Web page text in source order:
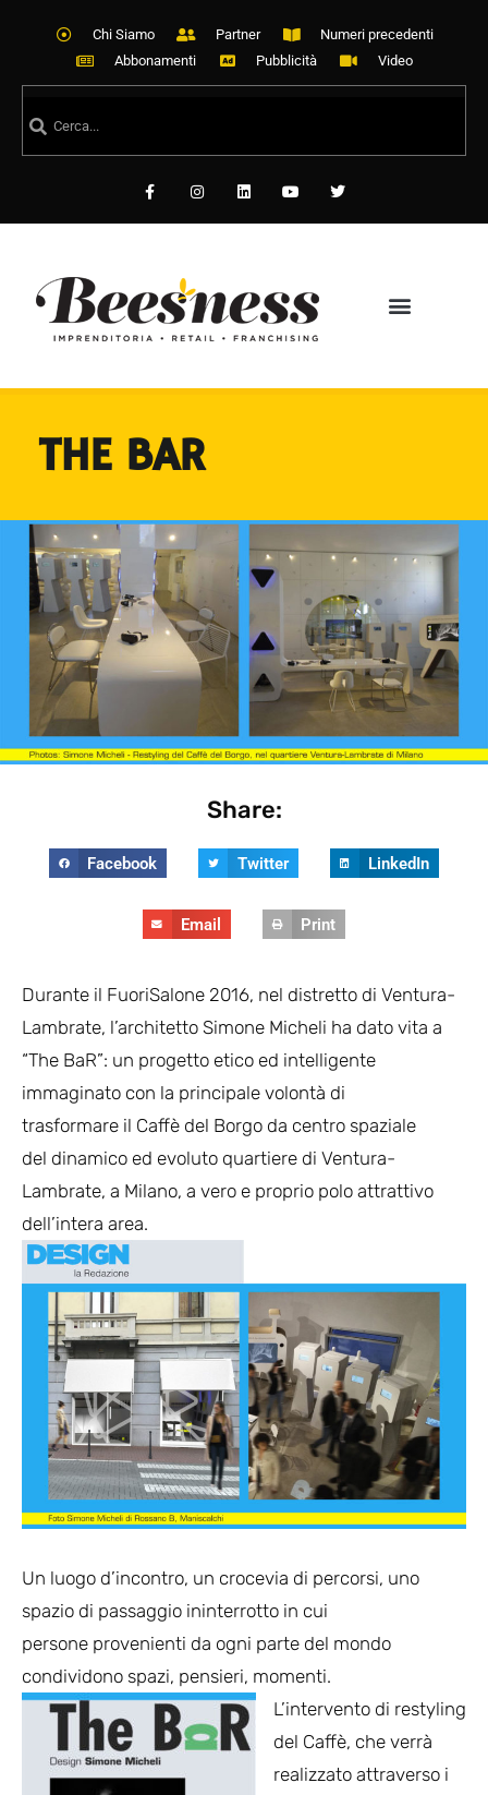
Chi Siamo Partner
Numeri precedenti
Abbonamenti
Pubblicità Video
THE BAR
Share:
Facebook Twitter LinkedIn
Email Print
Durante il FuoriSalone 2016, nel distretto di Ventura-
Lambrate, l’architetto Simone Micheli ha dato vita a
“The BaR”: un progetto etico ed intelligente
immaginato con la principale volontà di
trasformare il Caffè del Borgo da centro spaziale
del dinamico ed evoluto quartiere di Ventura-
Lambrate, a Milano, a vero e proprio polo attrattivo
dell’intera area.
Un luogo d’incontro, un crocevia di percorsi, uno
spazio di passaggio ininterrotto in cui
persone provenienti da ogni parte del mondo
condividono spazi, pensieri, momenti.
L’intervento di restyling
del Caffè, che verrà
realizzato attraverso i